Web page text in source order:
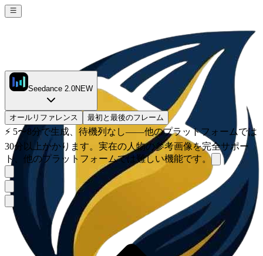
Seedance 2.0NEW
オールリファレンス 最初と最後のフレーム
⚡ 5〜8分で生成、待機列なし——他のプラットフォームでは
30分以上かかります。実在の人物の参考画像を完全サポー
ト、他のプラットフォームでは難しい機能です。